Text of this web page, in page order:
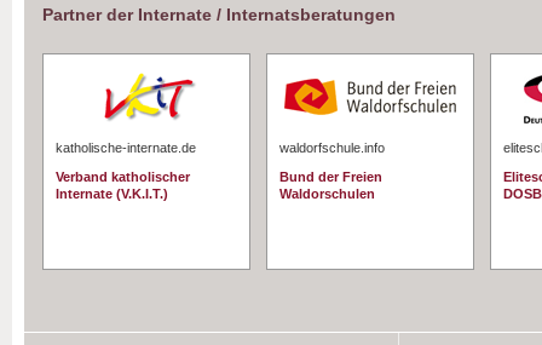
Partner der Internate / Internatsberatungen
katholische-internate.de
Verband katholischer
Internate (V.K.I.T.)
waldorfschule.info
Bund der Freien
Waldorschulen
DOSB